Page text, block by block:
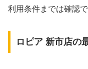
利用条件までは確認
ロピア 新市店の